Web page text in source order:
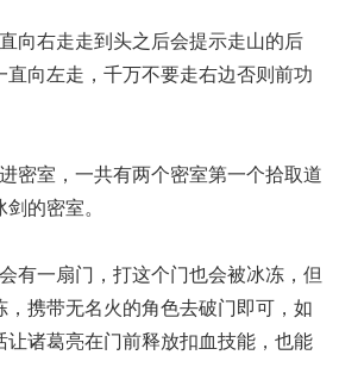
向右走走到头之后会提示走山的后
直向左走，千万不要走右边否则前功
密室，一共有两个密室第一个拾取道
的密室。
有一扇门，打这个门也会被冰冻，但
，携带无名火的角色去破门即可，如
让诸葛亮在门前释放扣血技能，也能